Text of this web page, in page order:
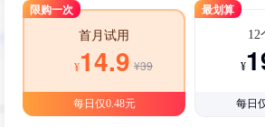
限购一次
首月试用
¥14.9 ¥39
每日仅0.48元
最划算
12
¥
每日